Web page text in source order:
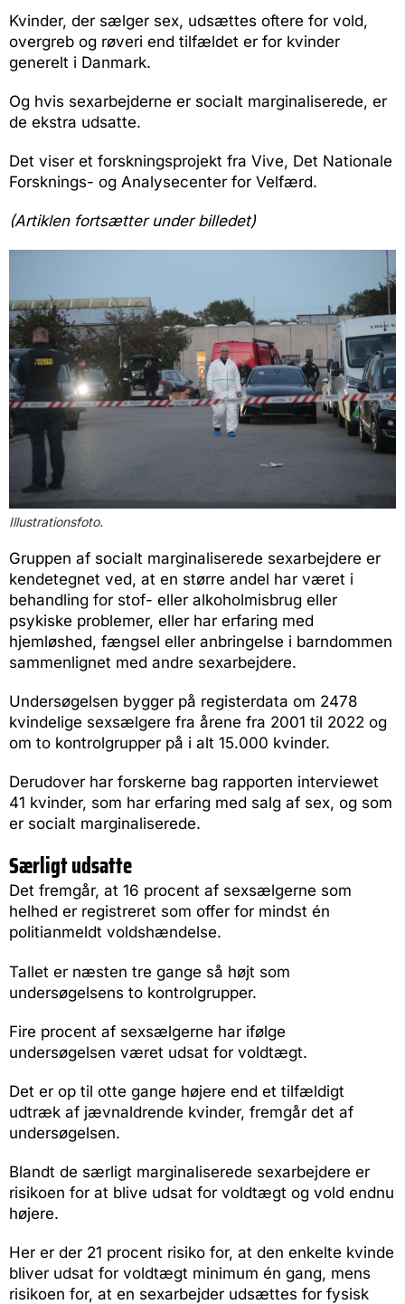
Kvinder, der sælger sex, udsættes oftere for vold,
overgreb og røveri end tilfældet er for kvinder
generelt i Danmark.
Og hvis sexarbejderne er socialt marginaliserede, er
de ekstra udsatte.
Det viser et forskningsprojekt fra Vive, Det Nationale
Forsknings- og Analysecenter for Velfærd.
(Artiklen fortsætter under billedet)
Illustrationsfoto.
Gruppen af socialt marginaliserede sexarbejdere er
kendetegnet ved, at en større andel har været i
behandling for stof- eller alkoholmisbrug eller
psykiske problemer, eller har erfaring med
hjemløshed, fængsel eller anbringelse i barndommen
sammenlignet med andre sexarbejdere.
Undersøgelsen bygger på registerdata om 2478
kvindelige sexsælgere fra årene fra 2001 til 2022 og
om to kontrolgrupper på i alt 15.000 kvinder.
Derudover har forskerne bag rapporten interviewet
41 kvinder, som har erfaring med salg af sex, og som
er socialt marginaliserede.
Særligt udsatte
Det fremgår, at 16 procent af sexsælgerne som
helhed er registreret som offer for mindst én
politianmeldt voldshændelse.
Tallet er næsten tre gange så højt som
undersøgelsens to kontrolgrupper.
Fire procent af sexsælgerne har ifølge
undersøgelsen været udsat for voldtægt.
Det er op til otte gange højere end et tilfældigt
udtræk af jævnaldrende kvinder, fremgår det af
undersøgelsen.
Blandt de særligt marginaliserede sexarbejdere er
risikoen for at blive udsat for voldtægt og vold endnu
højere.
Her er der 21 procent risiko for, at den enkelte kvinde
bliver udsat for voldtægt minimum én gang, mens
risikoen for, at en sexarbejder udsættes for fysisk